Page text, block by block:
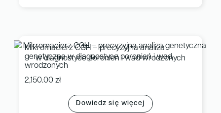
Mikromacierz CGH – precyzyjna analiza
genetyczna w diagnostyce poronień i wad
wrodzonych
2,150.00 zł
Dowiedz się więcej